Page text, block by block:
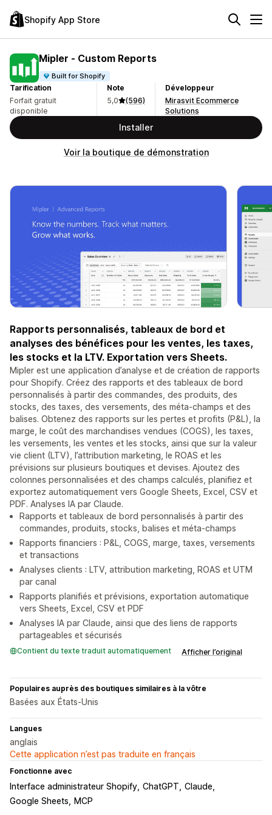
Shopify App Store
Mipler ‑ Custom Reports
Built for Shopify
Tarification
Forfait gratuit
disponible
Note
5,0
(596)
Développeur
Mirasvit Ecommerce
Solutions
Installer
Voir la boutique de démonstration
Rapports personnalisés, tableaux de bord et
analyses des bénéfices pour les ventes, les taxes,
les stocks et la LTV. Exportation vers Sheets.
Mipler est une application d’analyse et de création de rapports
pour Shopify. Créez des rapports et des tableaux de bord
personnalisés à partir des commandes, des produits, des
stocks, des taxes, des versements, des méta-champs et des
balises. Obtenez des rapports sur les pertes et profits (P&L), la
marge, le coût des marchandises vendues (COGS), les taxes,
les versements, les ventes et les stocks, ainsi que sur la valeur
vie client (LTV), l’attribution marketing, le ROAS et les
prévisions sur plusieurs boutiques et devises. Ajoutez des
colonnes personnalisées et des champs calculés, planifiez et
exportez automatiquement vers Google Sheets, Excel, CSV et
PDF. Analyses IA par Claude.
Rapports et tableaux de bord personnalisés à partir des
commandes, produits, stocks, balises et méta-champs
Rapports financiers : P&L, COGS, marge, taxes, versements
et transactions
Analyses clients : LTV, attribution marketing, ROAS et UTM
par canal
Rapports planifiés et prévisions, exportation automatique
vers Sheets, Excel, CSV et PDF
Analyses IA par Claude, ainsi que des liens de rapports
partageables et sécurisés
Contient du texte traduit automatiquement Afficher l’original
Populaires auprès des boutiques similaires à la vôtre
Basées aux États-Unis
Langues
anglais
Cette application n’est pas traduite en français
Fonctionne avec
Interface administrateur Shopify ChatGPT Claude
Google Sheets
MCP